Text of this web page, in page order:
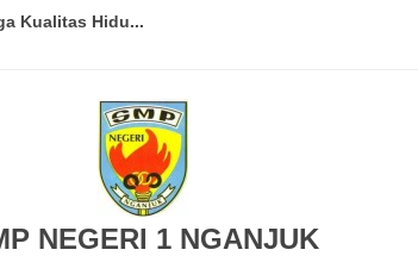
Kualitas Hidu...
NEGERI 1 NGANJUK